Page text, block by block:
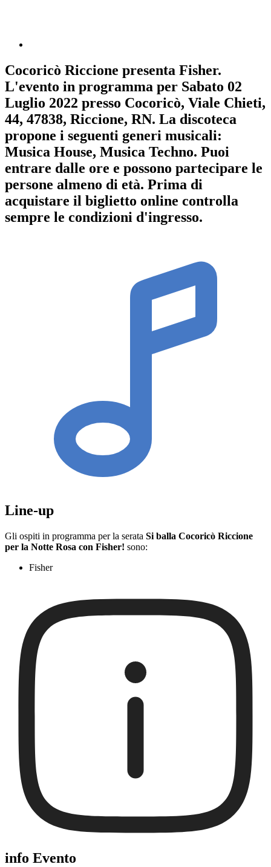
Cocoricò Riccione presenta Fisher.
L'evento in programma per Sabato 02
Luglio 2022 presso Cocoricò, Viale Chieti,
44, 47838, Riccione, RN. La discoteca
propone i seguenti generi musicali:
Musica House, Musica Techno. Puoi
entrare dalle ore e possono partecipare le
persone almeno di età. Prima di
acquistare il biglietto online controlla
sempre le condizioni d'ingresso.
Line-up
Gli ospiti in programma per la serata Si balla Cocoricò Riccione
per la Notte Rosa con Fisher! sono:
Fisher
info Evento